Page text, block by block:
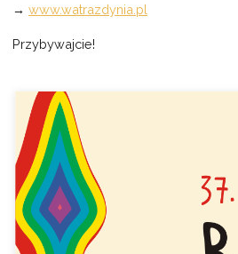
→www.watrazdynia.pl
Przybywajcie!